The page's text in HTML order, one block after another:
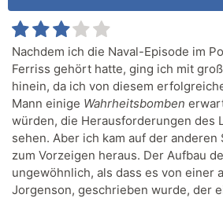
Nachdem ich die Naval-Episode im
Ferriss gehört hatte, ging ich mit
hinein, da ich von diesem
Mann einige Wahrheitsbomben
würden, die Herausforderungen des
sehen. Aber ich kam auf der
zum Vorzeigen heraus. Der Aufbau
ungewöhnlich, als dass es von einer
Jorgenson, geschrieben wurde, der